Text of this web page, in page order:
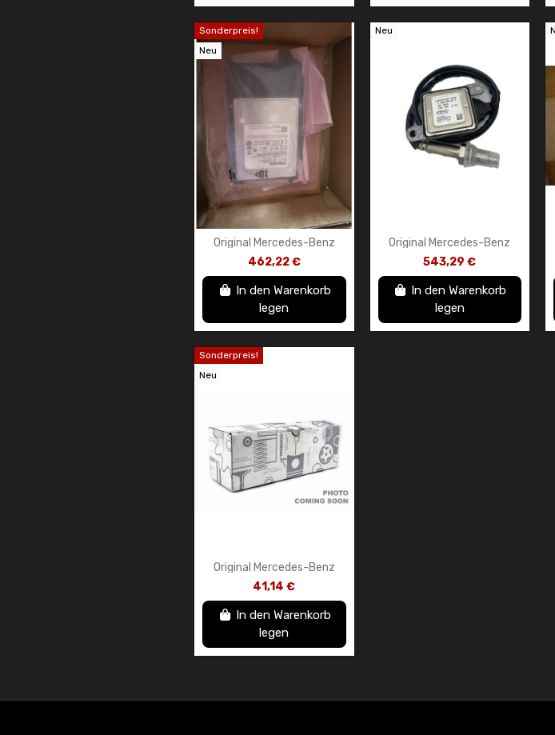
Sonderpreis!
Neu
Original Mercedes-Benz
MBUX Head Unit Festplatte
462,22 €
In den Warenkorb
legen
Neu
Original Mercedes-Benz
NOx-Frontsensor
A000905851187
543,29 €
In den Warenkorb
legen
Sonderpreis!
Neu
Original Mercedes-Benz
LED-
Innenraumbeleuchtung für
den Außenspiegel (links)
A0999060901
41,14 €
In den Warenkorb
legen